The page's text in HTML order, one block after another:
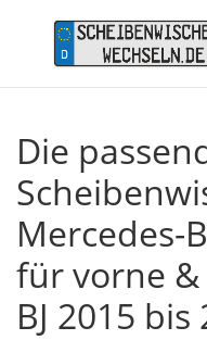
Die
Mercedes-
für vorne &
BJ 2015 bis